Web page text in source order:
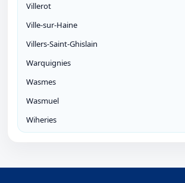
Villerot
Ville-sur-Haine
Villers-Saint-Ghislain
Warquignies
Wasmes
Wasmuel
Wiheries